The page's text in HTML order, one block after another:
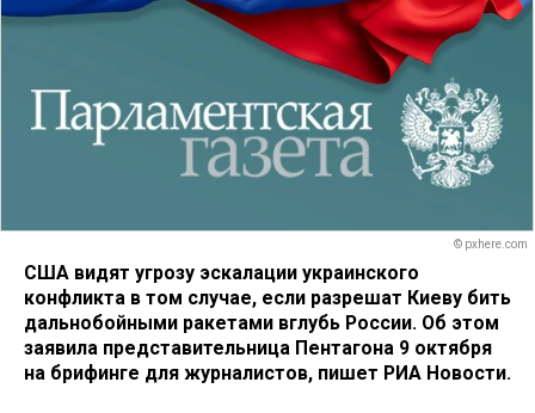
© pxhere.com
США видят угрозу эскалации украинского
конфликта в том случае, если разрешат Киеву бить
дальнобойными ракетами вглубь России. Об этом
заявила представительница Пентагона 9 октября
на брифинге для журналистов, пишет РИА Новости.